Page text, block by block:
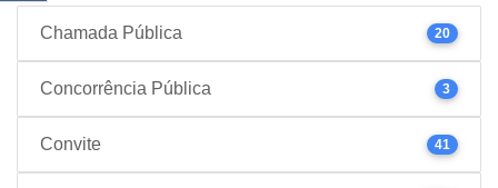
Chamada Pública 20
Concorrência Pública 3
Convite 41